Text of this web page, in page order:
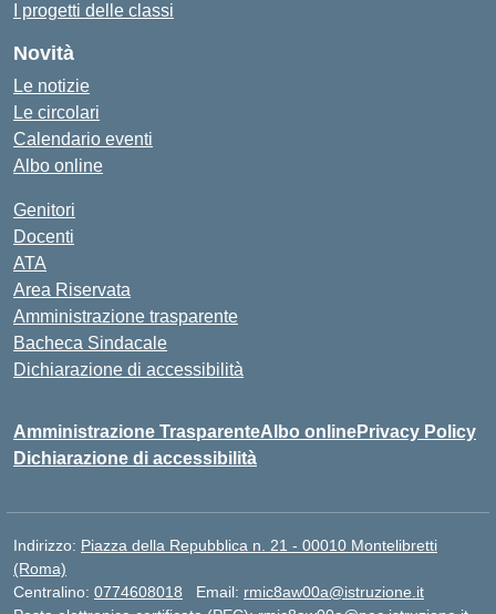
I progetti delle classi
Novità
Le notizie
Le circolari
Calendario eventi
Albo online
Genitori
Docenti
ATA
Area Riservata
Amministrazione trasparente
Bacheca Sindacale
Dichiarazione di accessibilità
Amministrazione TrasparenteAlbo onlinePrivacy Policy
Dichiarazione di accessibilità
Indirizzo: Piazza della Repubblica n. 21 - 00010 Montelibretti
(Roma)
Centralino: 0774608018 Email: rmic8aw00a@istruzione.it